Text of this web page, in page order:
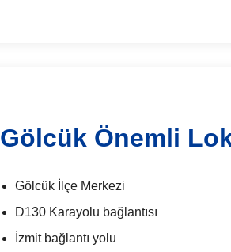
Gölcük Önemli
Gölcük İlçe Merkezi
D130 Karayolu bağlantısı
İzmit bağlantı yolu